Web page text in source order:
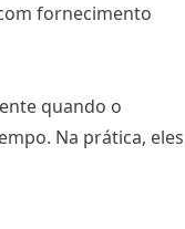
fornecimento
quando o
Na prática, eles